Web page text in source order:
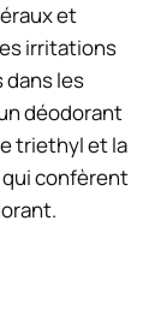
et
irritations
les
déodorant
triethyl et la
confèrent